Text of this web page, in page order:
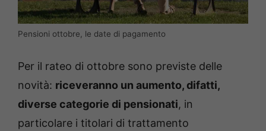
Pensioni ottobre, le date di pagamento
Per il rateo di ottobre sono previste delle
novità: riceveranno un aumento, difatti,
diverse categorie di pensionati, in
particolare i titolari di trattamento